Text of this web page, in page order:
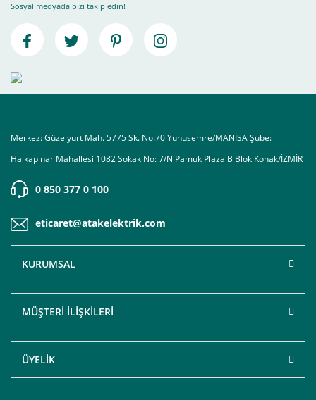
Sosyal medyada bizi takip edin!
Merkez: Güzelyurt Mah. 5775 Sk. No:70 Yunusemre/MANİSA Şube:
Halkapınar Mahallesi 1082 Sokak No: 7/N Pamuk Plaza B Blok Konak/İZMİR
0 850 377 0 100
eticaret@atakelektrik.com
KURUMSAL
MÜŞTERİ İLİŞKİLERİ
ÜYELİK